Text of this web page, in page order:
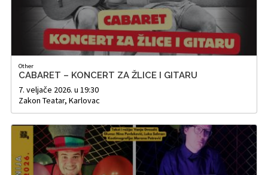
Other
CABARET – KONCERT ZA ŽLICE I GITARU
7. veljače 2026. u 19:30
Zakon Teatar, Karlovac